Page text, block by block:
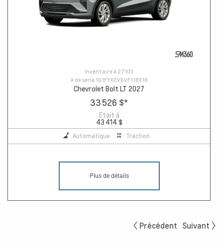
Inventaire # 27103
# de série 1G1FY6EV6VF118318
Chevrolet Bolt LT 2027
33 526 $*
Etait à
43 414 $
Automatique Traction
Plus de détails
Précédent Suivant